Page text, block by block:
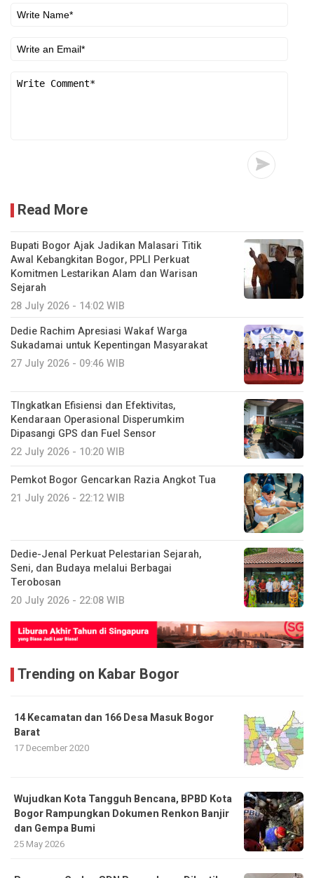
Read More
Bupati Bogor Ajak Jadikan Malasari Titik
Awal Kebangkitan Bogor, PPLI Perkuat
Komitmen Lestarikan Alam dan Warisan
Sejarah
28 July 2026 - 14:02 WIB
Dedie Rachim Apresiasi Wakaf Warga
Sukadamai untuk Kepentingan Masyarakat
27 July 2026 - 09:46 WIB
TIngkatkan Efisiensi dan Efektivitas,
Kendaraan Operasional Disperumkim
Dipasangi GPS dan Fuel Sensor
22 July 2026 - 10:20 WIB
Pemkot Bogor Gencarkan Razia Angkot Tua
21 July 2026 - 22:12 WIB
Dedie-Jenal Perkuat Pelestarian Sejarah,
Seni, dan Budaya melalui Berbagai
Terobosan
20 July 2026 - 22:08 WIB
Trending on Kabar Bogor
14 Kecamatan dan 166 Desa Masuk Bogor
Barat
17 December 2020
​Wujudkan Kota Tangguh Bencana, BPBD Kota
Bogor Rampungkan Dokumen Renkon Banjir
dan Gempa Bumi
25 May 2026